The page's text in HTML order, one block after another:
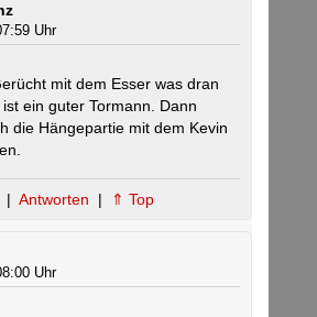
Uhr
mit dem Esser was dran
ein guter Tormann. Dann
die Hängepartie mit dem Kevin
| Antworten | ⇑ Top
Uhr